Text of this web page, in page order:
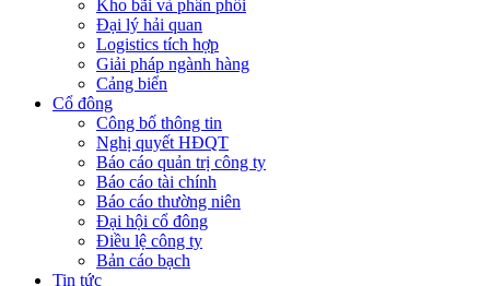
Kho bãi và phân phối
Đại lý hải quan
Logistics tích hợp
Giải pháp ngành hàng
Cảng biển
Cổ đông
Công bố thông tin
Nghị quyết HĐQT
Báo cáo quản trị công ty
Báo cáo tài chính
Báo cáo thường niên
Đại hội cổ đông
Điều lệ công ty
Bản cáo bạch
Tin tức